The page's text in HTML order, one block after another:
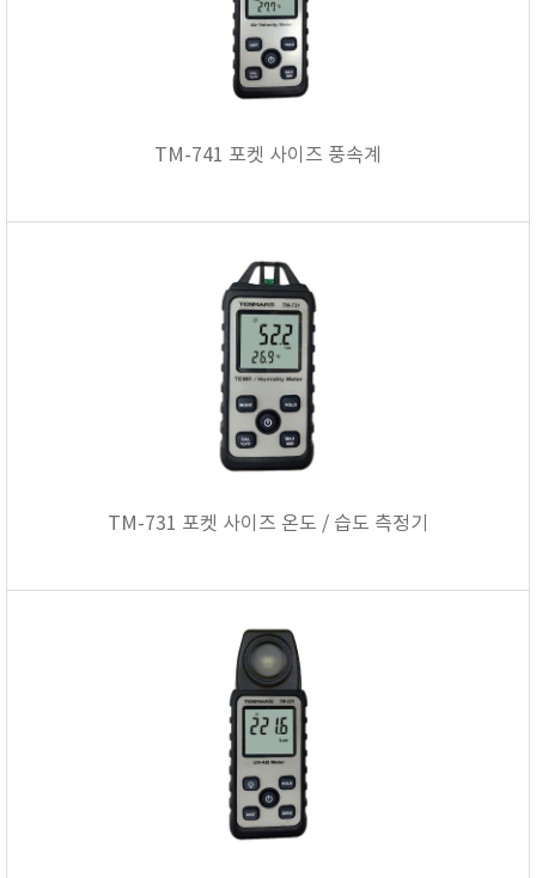
TM-741 포켓 사이즈 풍속계
TM-731 포켓 사이즈 온도 / 습도 측정기